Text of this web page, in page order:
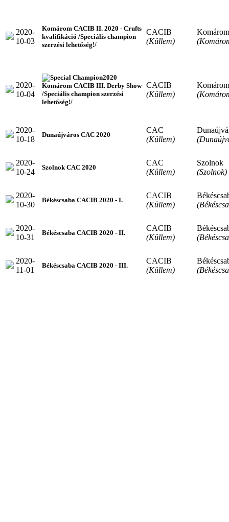
2020-
10-03
Komárom CACIB II. 2020 - Crufts
kvalifikáció /Speciális champion
szerzési lehetőség!/
CACIB
(Küllem)
Komárom
2020-
10-04
2020
Komárom CACIB III. Derby Show
/Speciális champion szerzési
lehetőség!/
CACIB
(Küllem)
Komárom
2020-
10-18
Dunaújváros CAC 2020
CAC
(Küllem)
2020-
10-24
Szolnok CAC 2020
CAC
(Küllem)
Szolnok
(Szolnok)
2020-
10-30
Békéscsaba CACIB 2020 - I.
CACIB
(Küllem)
2020-
10-31
Békéscsaba CACIB 2020 - II.
CACIB
(Küllem)
2020-
11-01
Békéscsaba CACIB 2020 - III.
CACIB
(Küllem)